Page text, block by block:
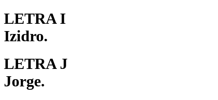
LETRA I
Izidro.
LETRA J
Jorge.